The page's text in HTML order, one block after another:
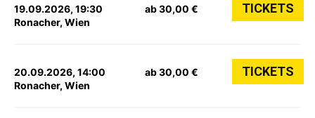
19.09.2026, 19:30
Ronacher, Wien
ab 30,00 € TICKETS
20.09.2026, 14:00
Ronacher, Wien
ab 30,00 € TICKETS